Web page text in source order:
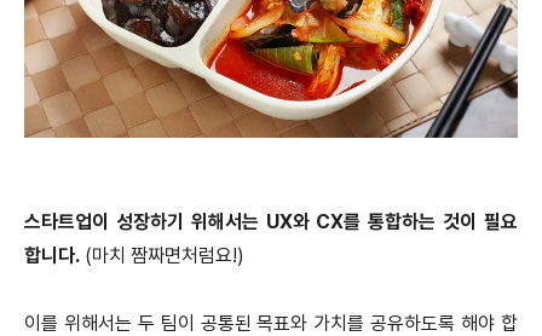
스타트업이 성장하기 위해서는 UX와 CX를 통합하는 것이 필요
합니다. (마치 짬짜면처럼요!)
이를 위해서는 두 팀이 공통된 목표와 가치를 공유하도록 해야 합